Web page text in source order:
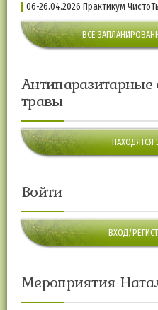
06-26.04.2026 Практикум
ВСЕ
травы
НАХОДЯТСЯ
Войти
ВХОД/
Мероприятия